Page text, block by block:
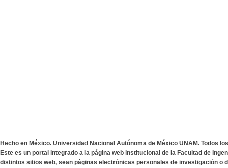
Hecho en México. Universidad Nacional Autónoma de México UNAM. Todos
Este es un portal integrado a la página web institucional de la Facultad de
distintos sitios web, sean páginas electrónicas personales de investigación o